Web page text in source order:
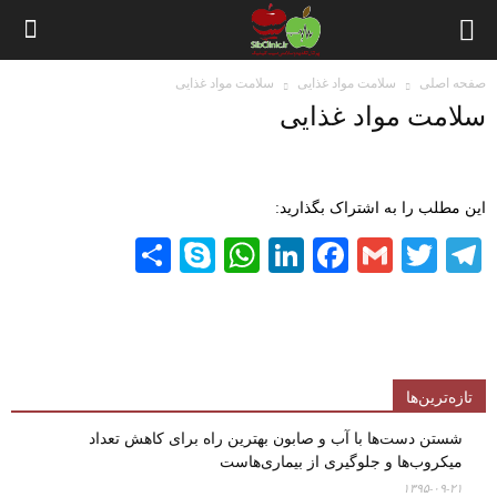
صفحه اصلی سلامت مواد غذایی سلامت مواد غذایی
سلامت مواد غذایی
این مطلب را به اشتراک بگذارید:
Telegram
Twitter
Gmail
Facebook
LinkedIn
WhatsApp
Skype
تازه‌ترین‌ها
شستن دست‌ها با آب و صابون بهترین راه برای کاهش تعداد
میکروب‌ها و جلوگیری از بیماری‌هاست
۱۳۹۵-۰۹-۲۱